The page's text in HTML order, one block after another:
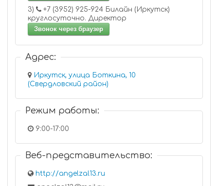
3)
круглосуточно. Директор
Звонок через браузер
Адрес:
Иркутск, улица Боткина, 10
(Свердловский район)
Режим работы:
9:00-17:00
Веб-представительство:
http://angelzal13.ru